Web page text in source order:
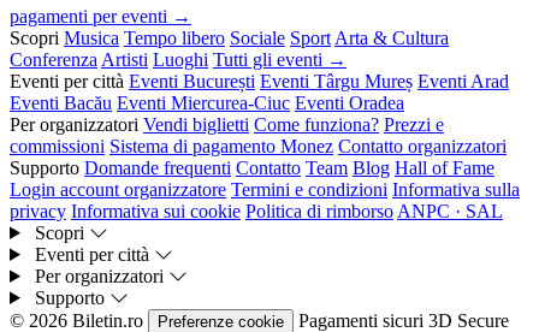
pagamenti per eventi →
Scopri Musica Tempo libero Sociale Sport Arta & Cultura
Conferenza Artisti Luoghi Tutti gli eventi →
Eventi per città Eventi București Eventi Târgu Mureș Eventi Arad
Eventi Bacău Eventi Miercurea-Ciuc Eventi Oradea
Per organizzatori Vendi biglietti Come funziona? Prezzi e
commissioni Sistema di pagamento Monez Contatto organizzatori
Supporto Domande frequenti Contatto Team Blog Hall of Fame
Login account organizzatore Termini e condizioni Informativa sulla
privacy Informativa sui cookie Politica di rimborso ANPC · SAL
Scopri
Eventi per città
Per organizzatori
Supporto
© 2026 Biletin.ro
Preferenze cookie Pagamenti sicuri 3D Secure